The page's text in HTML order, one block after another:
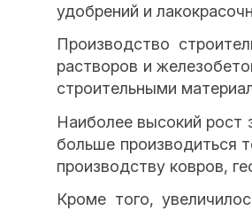
удобрений и
Производство
растворов и
строительными
Наиболее высокий рост
больше производиться
производству ковров,
Кроме того,